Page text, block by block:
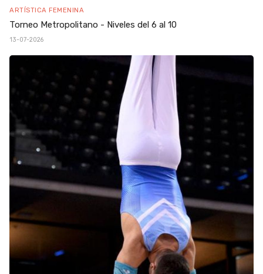
ARTÍSTICA FEMENINA
Torneo Metropolitano - Niveles del 6 al 10
13-07-2026